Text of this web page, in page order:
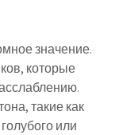
значение.
которые
такие как
или